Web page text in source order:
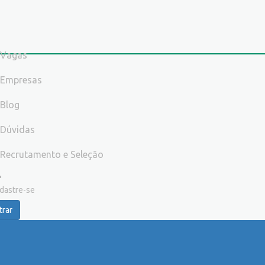
Vagas
Empresas
Blog
Dúvidas
Recrutamento e Seleção
se